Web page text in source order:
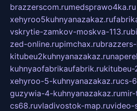
brazzerscom.rumedsprawo4ka.ru
xehyroo5kuhnyanazakaz.ru
vskrytie-zamkov-moskva-113.ru
zed-online.rupimchax.ru
kitubeu2kuhnyanazakaz.ru
kuhnyaofabrikaufabrik.rukitubeu-
xehyroo-5-kuhnyanazakaz.rucs-
guzywia-4-kuhnyanazakaz.ru
cs68.ruvladivostok-map.ruvideo-